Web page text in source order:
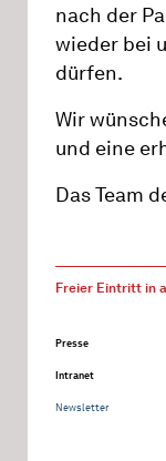
nach der
wieder bei
dürfen.
Wir
und eine
Das Team
Freier Eintritt in
Presse
Intranet
Newsletter